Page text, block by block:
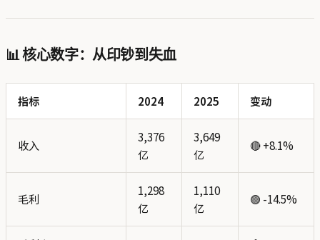
📊 核心数字：从印钞到失血
指标 2024 2025 变动
收入
3,376
亿
3,649
亿
🔴 +8.1%
毛利
1,298
亿
1,110
亿
🟢 -14.5%